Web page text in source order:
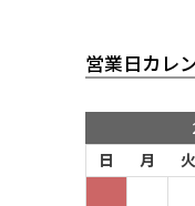
営業日カレ
日
月 火